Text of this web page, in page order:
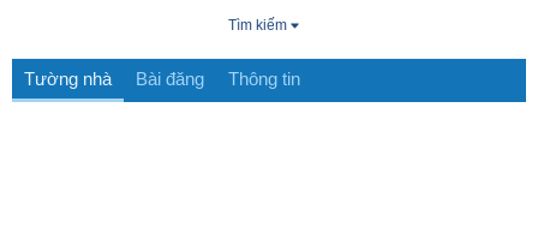
Tìm kiếm
Tường nhà Bài đăng Thông tin